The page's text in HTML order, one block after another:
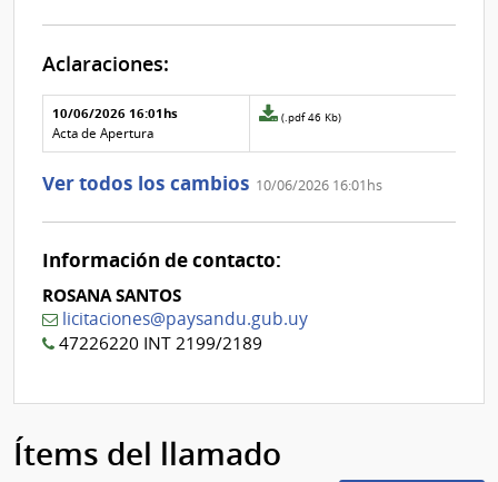
Aclaraciones:
Aclaraciones del llamado
Fecha y
texto de
la
Archivo
de la
10/06/2026 16:01hs
Acta de Apertura
Archivo
de
aclaración
0
(.pdf 46 Kb)
Ver todos los cambios 10/06/2026 16:01hs
Información de contacto:
ROSANA SANTOS
licitaciones@paysandu.gub.uy
47226220 INT 2199/2189
Ítems del llamado